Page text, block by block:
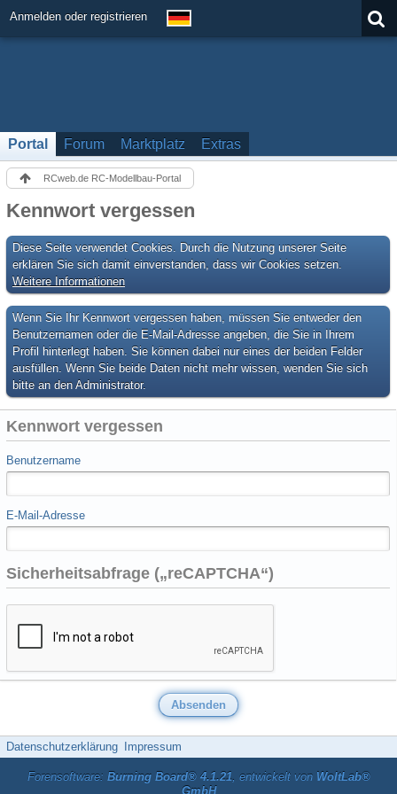
Anmelden oder registrieren
Portal Forum Marktplatz Extras
RCweb.de RC-Modellbau-Portal
Kennwort vergessen
Diese Seite verwendet Cookies. Durch die Nutzung unserer Seite
erklären Sie sich damit einverstanden, dass wir Cookies setzen.
Weitere Informationen
Wenn Sie Ihr Kennwort vergessen haben, müssen Sie entweder den
Benutzernamen oder die E-Mail-Adresse angeben, die Sie in Ihrem
Profil hinterlegt haben. Sie können dabei nur eines der beiden Felder
ausfüllen. Wenn Sie beide Daten nicht mehr wissen, wenden Sie sich
bitte an den Administrator.
Kennwort vergessen
Benutzername
E-Mail-Adresse
Sicherheitsabfrage („reCAPTCHA“)
Datenschutzerklärung Impressum
Forensoftware: Burning Board® 4.1.21, entwickelt von WoltLab®
GmbH